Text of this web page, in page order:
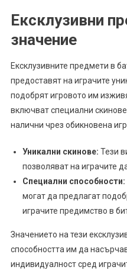
Ексклузивни
значение
Ексклузивните предмети в
предоставят на играчите
подобрят игровото им
включват специални
налични чрез обикновена
Уникални скинове: Тези
позволяват на играчите
Специални способности:
могат да предлагат
играчите предимство в
Значението на тези
способността им да
индивидуалност сред